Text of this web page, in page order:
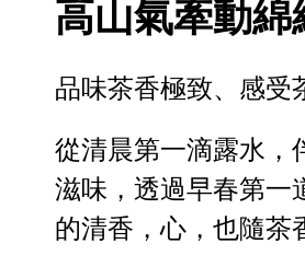
高山氣牽動
品味茶香極致、感受
從清晨第一滴露水
滋味，透過早春第
的清香，心，也隨茶